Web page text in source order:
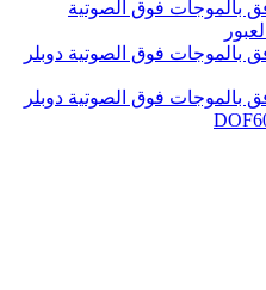
بالموجات فوق الصوتية
بالموجات فوق الصوتية دوبلر
بالموجات فوق الصوتية دوبلر